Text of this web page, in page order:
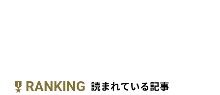
RANKING 読まれている記事